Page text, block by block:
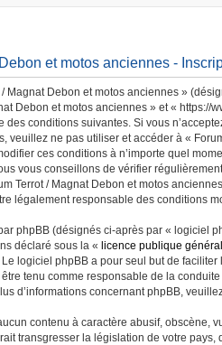
et motos anciennes -
Magnat Debon et motos anciennes »
Debon et motos anciennes » et « https://
des conditions suivantes. Si vous
veuillez ne pas utiliser et accéder à «
ces conditions à n’importe quel
vous conseillons de vérifier
Terrot / Magnat Debon et motos
légalement responsable des conditions
phpBB (désignés ci-après par « logiciel
déclaré sous la « licence publique
logiciel phpBB a pour seul but de
tenu comme responsable de la
d’informations concernant phpBB,
contenu à caractère abusif, obscène,
transgresser la législation de votre